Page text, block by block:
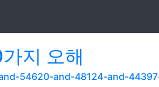
지 오해
54620-and-48124-and-